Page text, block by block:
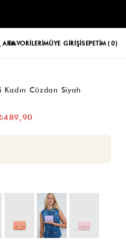
FAVORILERIMÜYE GIRIŞISEPETIM 0
Kadın Cüzdan Siyah